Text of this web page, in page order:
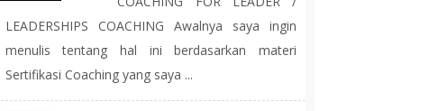
LEADERSHIPS COACHING Awalnya saya ingin
menulis tentang hal ini berdasarkan materi
Sertifikasi Coaching yang saya ...